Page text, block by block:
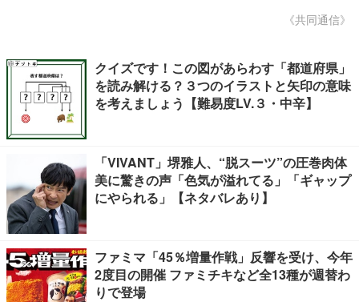
《共同通信》
クイズです！この図があらわす「都道府県」
を読み解ける？３つのイラストと矢印の意味
を考えましょう【難易度LV.３・中辛】
「VIVANT」堺雅人、“脱スーツ”の圧巻肉体
美に驚きの声「色気が溢れてる」「ギャップ
にやられる」【ネタバレあり】
ファミマ「45％増量作戦」反響を受け、今年
2度目の開催 ファミチキなど全13種が週替わ
りで登場